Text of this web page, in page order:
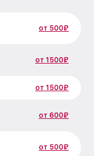
от 500₽
от 1500₽
от 1500₽
от 600₽
от 500₽